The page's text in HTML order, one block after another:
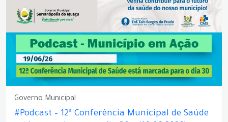
Governo Municipal
#Podcast – 12ª Conferência Municipal de Saúde